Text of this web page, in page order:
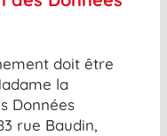
doit être
la
Données
rue Baudin,